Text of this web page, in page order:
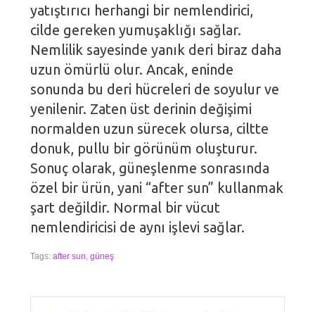
yatıştırıcı herhangi bir nemlendirici,
cilde gereken yumuşaklığı sağlar.
Nemlilik sayesinde yanık deri biraz daha
uzun ömürlü olur. Ancak, eninde
sonunda bu deri hücreleri de soyulur ve
yenilenir. Zaten üst derinin değişimi
normalden uzun sürecek olursa, ciltte
donuk, pullu bir görünüm oluşturur.
Sonuç olarak, güneşlenme sonrasında
özel bir ürün, yani “after sun” kullanmak
şart değildir. Normal bir vücut
nemlendiricisi de aynı işlevi sağlar.
Tags:after sun,güneş